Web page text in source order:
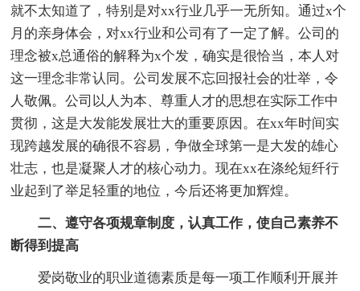
就不太知道了，特别是对xx行业几乎一无所知。通过x个
月的亲身体会，对xx行业和公司有了一定了解。公司的
理念被x总通俗的解释为x个发，确实是很恰当，本人对
这一理念非常认同。公司发展不忘回报社会的壮举，令
人敬佩。公司以人为本、尊重人才的思想在实际工作中
贯彻，这是大发能发展壮大的重要原因。在xx年时间实
现跨越发展的确很不容易，争做全球第一是大发的雄心
壮志，也是凝聚人才的核心动力。现在xx在涤纶短纤行
业起到了举足轻重的地位，今后还将更加辉煌。
二、遵守各项规章制度，认真工作，使自己素养不
断得到提高
爱岗敬业的职业道德素质是每一项工作顺利开展并